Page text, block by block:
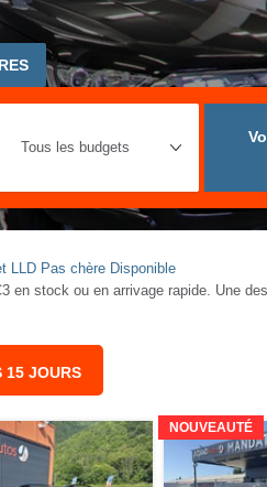
LLD Pas chère Disponible
en stock ou en arrivage rapide. Une
15 JOURS
NOUVEAUTÉ